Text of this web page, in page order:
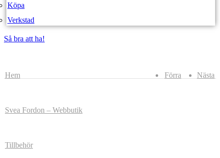
Köpa
Verkstad
Så bra att ha!
Hem
Svea Fordon – Webbutik
Tillbehör
Förra Nästa